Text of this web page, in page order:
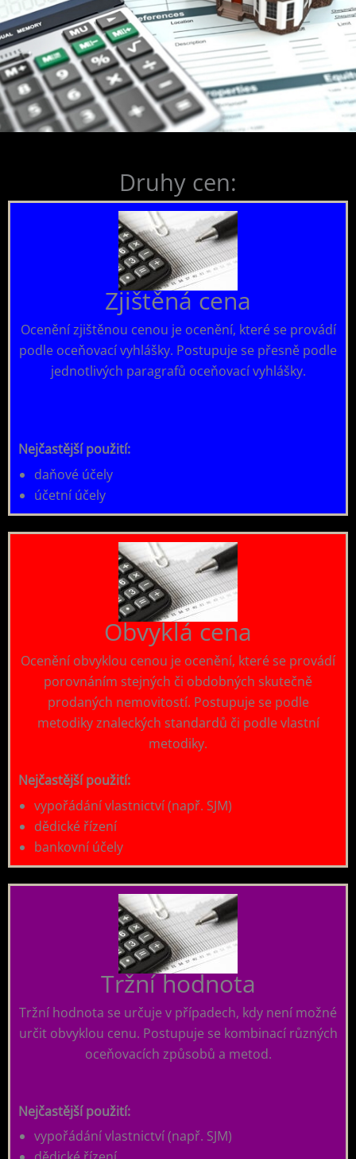
Druhy cen:
Zjištěná cena
Ocenění zjištěnou cenou je ocenění, které se provádí
podle oceňovací vyhlášky. Postupuje se přesně podle
jednotlivých paragrafů oceňovací vyhlášky.
Nejčastější použití:
daňové účely
účetní účely
Obvyklá cena
Ocenění obvyklou cenou je ocenění, které se provádí
porovnáním stejných či obdobných skutečně
prodaných nemovitostí. Postupuje se podle
metodiky znaleckých standardů či podle vlastní
metodiky.
Nejčastější použití:
vypořádání vlastnictví (např. SJM)
dědické řízení
bankovní účely
Tržní hodnota
Tržní hodnota se určuje v případech, kdy není možné
určit obvyklou cenu. Postupuje se kombinací různých
oceňovacích způsobů a metod.
Nejčastější použití:
vypořádání vlastnictví (např. SJM)